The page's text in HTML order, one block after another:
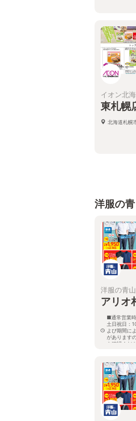
イオン北
東札幌
北海道札幌
洋服の
洋服の青山
アリオ
■通常営業
土日祝日：
よび期間に
があります
を確認くださ